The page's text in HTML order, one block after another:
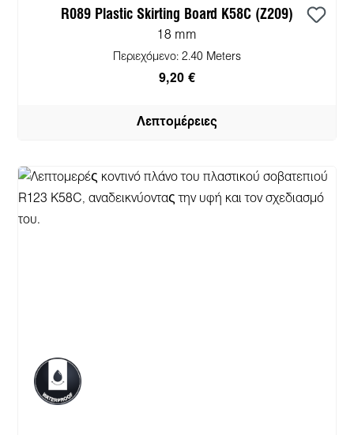
R089 Plastic Skirting Board K58C (Z209)
18 mm
Περιεχόμενο: 2.40 Meters
9,20 €
Λεπτομέρειες